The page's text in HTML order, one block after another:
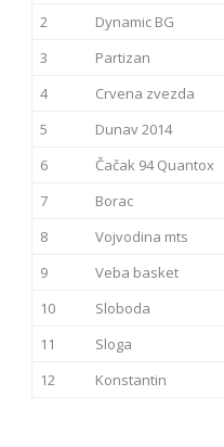
2
Dynamic BG
3
Partizan
4
Crvena zvezda
5
Dunav 2014
6
Čačak 94 Quantox
7
Borac
8
Vojvodina mts
9
Veba basket
10
Sloboda
11
Sloga
12
Konstantin